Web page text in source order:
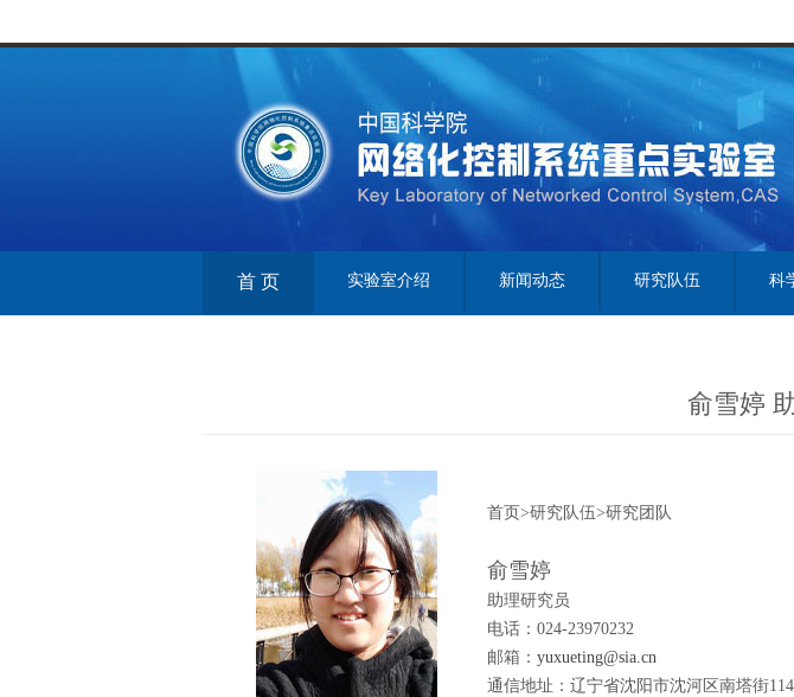
首 页 实验室介绍 新闻动态 研究队伍 科
俞雪婷
首页>研究队伍>研究团队
俞雪婷
助理研究员
电话：024-23970232
邮箱： yuxueting@sia.cn
通信地址：辽宁省沈阳市沈河区南塔街